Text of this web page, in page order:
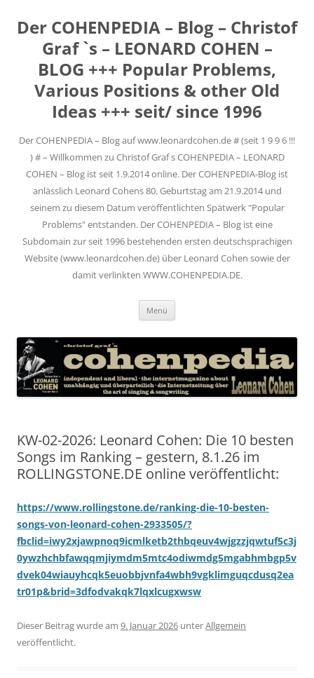
Der COHENPEDIA – Blog – Christof
Graf `s – LEONARD COHEN –
BLOG +++ Popular Problems,
Various Positions & other Old
Ideas +++ seit/ since 1996
Der COHENPEDIA – Blog auf www.leonardcohen.de # (seit 1 9 9 6 !!!
) # – Willkommen zu Christof Graf s COHENPEDIA – LEONARD
COHEN – Blog ist seit 1.9.2014 online. Der COHENPEDIA-Blog ist
anlässlich Leonard Cohens 80. Geburtstag am 21.9.2014 und
seinem zu diesem Datum veröffentlichten Spätwerk "Popular
Problems" entstanden. Der COHENPEDIA – Blog ist eine
Subdomain zur seit 1996 bestehenden ersten deutschsprachigen
Website (www.leonardcohen.de) über Leonard Cohen sowie der
damit verlinkten WWW.COHENPEDIA.DE.
Menü
KW-02-2026: Leonard Cohen: Die 10 besten
Songs im Ranking – gestern, 8.1.26 im
ROLLINGSTONE.DE online veröffentlicht:
https://www.rollingstone.de/ranking-die-10-besten-
songs-von-leonard-cohen-2933505/?
fbclid=iwy2xjawpnoq9icmlketb2thbqeuv4wjgzzjqwtuf5c3j
0ywzhchbfawqqmjiymdm5mtc4odiwmdg5mgabhmbgp5v
dvek04wiauyhcqk5euobbjvnfa4wbh9vgklimguqcdusq2ea
tr01p&brid=3dfodvakqk7lqxlcugxwsw
Dieser Beitrag wurde am 9. Januar 2026 unterAllgemein
veröffentlicht.